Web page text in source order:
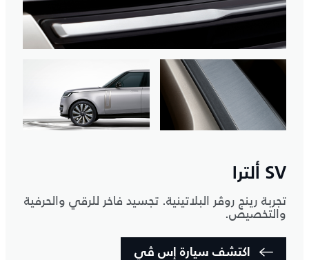
SV ألترا
تجربة رينج روڤر البلاتينية. تجسيد فاخر للرقي والحرفية
والتخصيص.
اكتشف سيارة إس ڤي